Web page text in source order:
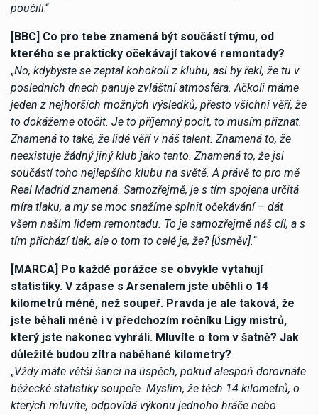
poučili.“
[BBC] Co pro tebe znamená být součástí týmu, od
kterého se prakticky očekávají takové remontady?
„No, kdybyste se zeptal kohokoli z klubu, asi by řekl, že tu v
posledních dnech panuje zvláštní atmosféra. Ačkoli máme
jeden z nejhorších možných výsledků, přesto všichni věří, že
to dokážeme otočit. Je to příjemný pocit, to musím přiznat.
Znamená to také, že lidé věří v náš talent. Znamená to, že
neexistuje žádný jiný klub jako tento. Znamená to, že jsi
součástí toho nejlepšího klubu na světě. A právě to pro mě
Real Madrid znamená. Samozřejmě, je s tím spojena určitá
míra tlaku, a my se moc snažíme splnit očekávání – dát
všem našim lidem remontadu. To je samozřejmě náš cíl, a s
tím přichází tlak, ale o tom to celé je, že? [úsměv].“
[MARCA] Po každé porážce se obvykle vytahují
statistiky. V zápase s Arsenalem jste uběhli o 14
kilometrů méně, než soupeř. Pravda je ale taková, že
jste běhali méně i v předchozím ročníku Ligy mistrů,
který jste nakonec vyhráli. Mluvíte o tom v šatně? Jak
důležité budou zítra naběhané kilometry?
„Vždy máte větší šanci na úspěch, pokud alespoň dorovnáte
běžecké statistiky soupeře. Myslím, že těch 14 kilometrů, o
kterých mluvíte, odpovídá výkonu jednoho hráče nebo